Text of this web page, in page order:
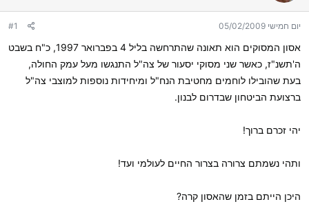
a
e
r
ל
ה
יום חמישי 05/02/2009 #1
אסון המסוקים הוא תאונה שהתרחשה בליל 4 בפברואר 1997, כ"ח בשבט
ה'תשנ"ז, כאשר שני מסוקי יסעור של צה"ל התנגשו מעל עמק החולה,
בעת שהובילו לוחמים מחטיבת הנח"ל ומיחידות נוספות למוצבי צה"ל
ברצועת הביטחון שבדרום לבנון.
יהי זכרם ברוך!
ותהי נשמתם צרורה בצרור החיים לעולמי ועד!
היכן הייתם בזמן שהאסון קרה?